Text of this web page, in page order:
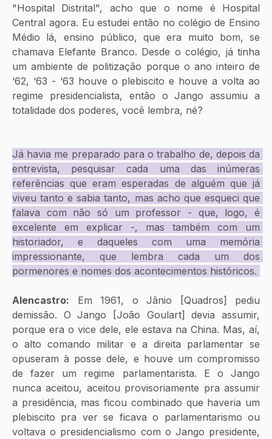
"Hospital Distrital", acho que o nome é Hospital
Central agora. Eu estudei então no colégio de Ensino
Médio lá, ensino público, que era muito bom, se
chamava Elefante Branco. Desde o colégio, já tinha
um ambiente de politização porque o ano inteiro de
‘62, ‘63 - ‘63 houve o plebiscito e houve a volta ao
regime presidencialista, então o Jango assumiu a
totalidade dos poderes, você lembra, né?
Já havia me preparado para o trabalho de, depois da
entrevista, pesquisar cada uma das inúmeras
referências que eram esperadas de alguém que já
viveu tanto e sabia tanto, mas acho que esqueci que
falava com não só um professor - que, logo, é
excelente em explicar -, mas também com um
historiador, e daqueles com uma memória
impressionante, que lembra cada um dos
pormenores e nomes dos acontecimentos históricos.
Alencastro: Em 1961, o Jânio [Quadros] pediu
demissão. O Jango [João Goulart] devia assumir,
porque era o vice dele, ele estava na China. Mas, aí,
o alto comando militar e a direita parlamentar se
opuseram à posse dele, e houve um compromisso
de fazer um regime parlamentarista. E o Jango
nunca aceitou, aceitou provisoriamente pra assumir
a presidência, mas ficou combinado que haveria um
plebiscito pra ver se ficava o parlamentarismo ou
voltava o presidencialismo com o Jango presidente,